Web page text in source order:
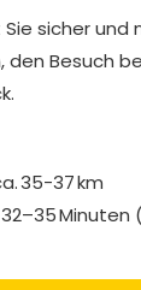
sicher und
den Besuch
35-37 km